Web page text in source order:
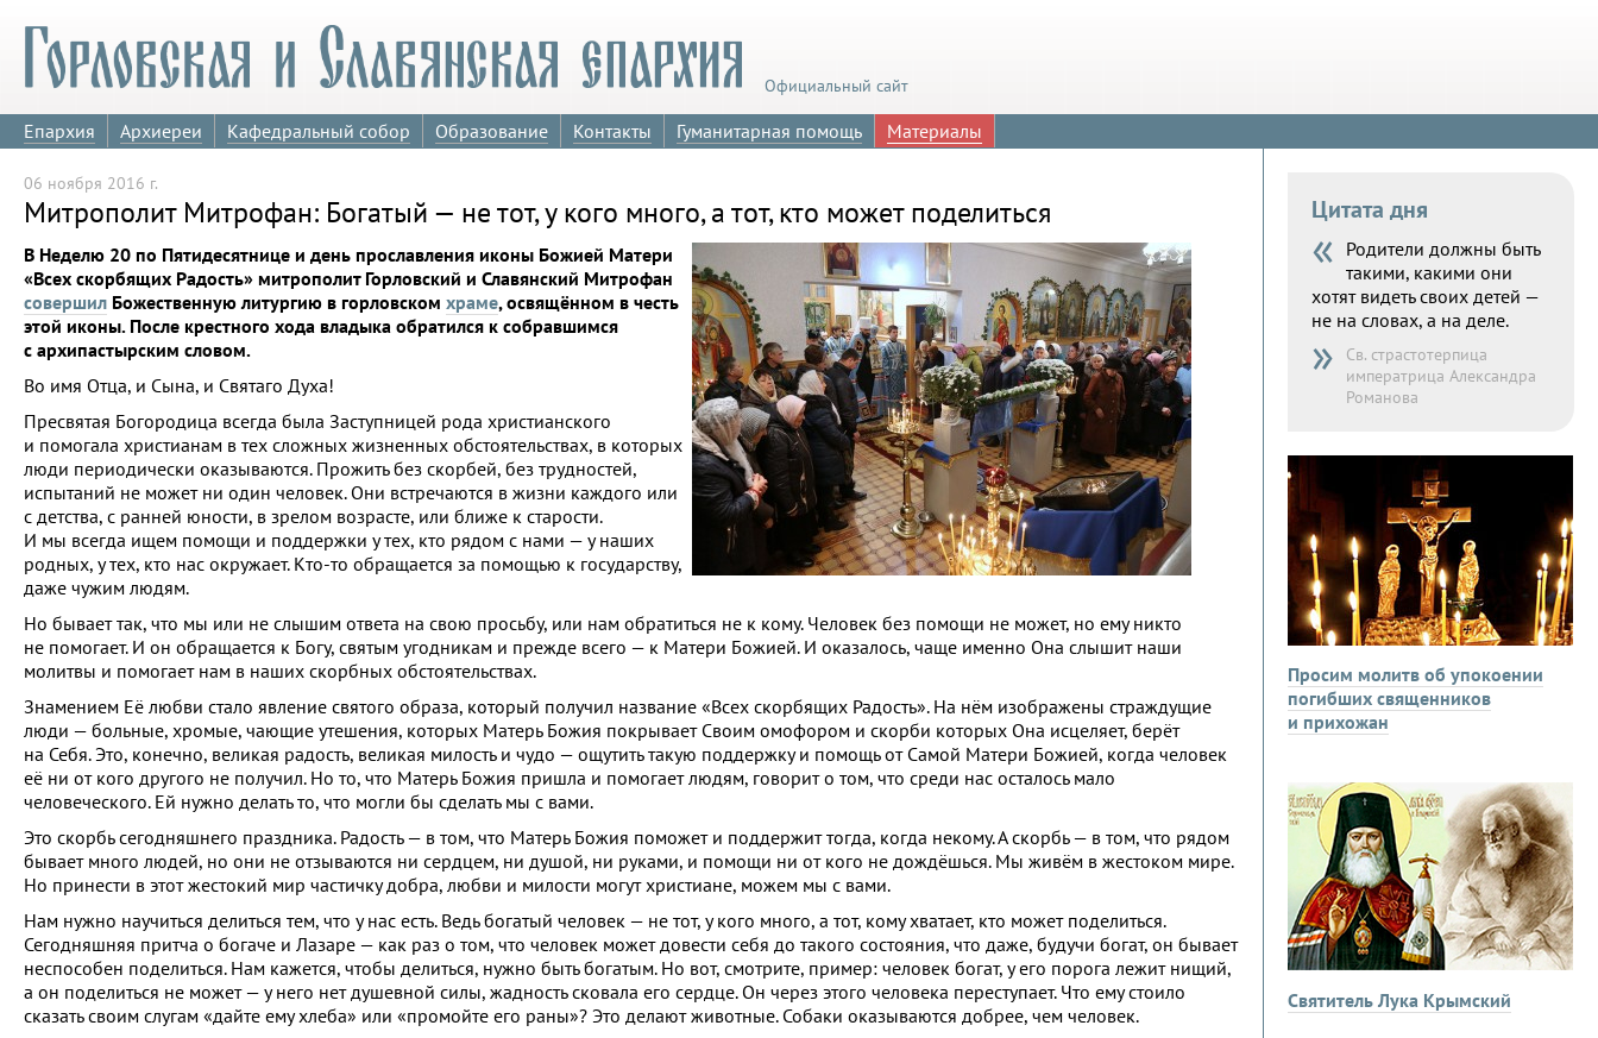
Официальный сайт
Епархия Архиереи Кафедральный собор Образование Контакты Гуманитарная помощь Материалы
06 ноября 2016 г.
Митрополит Митрофан: Богатый — не тот, у кого много, а тот, кто может поделиться
В Неделю 20 по Пятидесятнице и день прославления иконы Божией Матери
«Всех скорбящих Радость» митрополит Горловский и Славянский Митрофан
совершил Божественную литургию в горловском храме, освящённом в честь
этой иконы. После крестного хода владыка обратился к собравшимся
с архипастырским словом.
Во имя Отца, и Сына, и Святаго Духа!
Пресвятая Богородица всегда была Заступницей рода христианского
и помогала христианам в тех сложных жизненных обстоятельствах, в которых
люди периодически оказываются. Прожить без скорбей, без трудностей,
испытаний не может ни один человек. Они встречаются в жизни каждого или
с детства, с ранней юности, в зрелом возрасте, или ближе к старости.
И мы всегда ищем помощи и поддержки у тех, кто рядом с нами — у наших
родных, у тех, кто нас окружает. Кто-то обращается за помощью к государству,
даже чужим людям.
Но бывает так, что мы или не слышим ответа на свою просьбу, или нам обратиться не к кому. Человек без помощи не может, но ему никто
не помогает. И он обращается к Богу, святым угодникам и прежде всего — к Матери Божией. И оказалось, чаще именно Она слышит наши
молитвы и помогает нам в наших скорбных обстоятельствах.
Знамением Её любви стало явление святого образа, который получил название «Всех скорбящих Радость». На нём изображены страждущие
люди — больные, хромые, чающие утешения, которых Матерь Божия покрывает Своим омофором и скорби которых Она исцеляет, берёт
на Себя. Это, конечно, великая радость, великая милость и чудо — ощутить такую поддержку и помощь от Самой Матери Божией, когда человек
её ни от кого другого не получил. Но то, что Матерь Божия пришла и помогает людям, говорит о том, что среди нас осталось мало
человеческого. Ей нужно делать то, что могли бы сделать мы с вами.
Это скорбь сегодняшнего праздника. Радость — в том, что Матерь Божия поможет и поддержит тогда, когда некому. А скорбь — в том, что рядом
бывает много людей, но они не отзываются ни сердцем, ни душой, ни руками, и помощи ни от кого не дождёшься. Мы живём в жестоком мире.
Но принести в этот жестокий мир частичку добра, любви и милости могут христиане, можем мы с вами.
Нам нужно научиться делиться тем, что у нас есть. Ведь богатый человек — не тот, у кого много, а тот, кому хватает, кто может поделиться.
Сегодняшняя притча о богаче и Лазаре — как раз о том, что человек может довести себя до такого состояния, что даже, будучи богат, он бывает
неспособен поделиться. Нам кажется, чтобы делиться, нужно быть богатым. Но вот, смотрите, пример: человек богат, у его порога лежит нищий,
а он поделиться не может — у него нет душевной силы, жадность сковала его сердце. Он через этого человека переступает. Что ему стоило
сказать своим слугам «дайте ему хлеба» или «промойте его раны»? Это делают животные. Собаки оказываются добрее, чем человек.
Цитата дня
« Родители должны быть
такими, какими они
хотят видеть своих детей —
не на словах, а на деле.
»
Св. страстотерпица
императрица Александра
Романова
Просим молитв об упокоении
погибших священников
и прихожан
Святитель Лука Крымский